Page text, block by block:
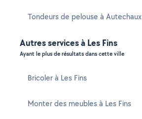
Tondeurs de pelouse à Autechaux
Autres services à Les Fins
Ayant le plus de résultats dans cette ville
Bricoler à Les Fins
Monter des meubles à Les Fins